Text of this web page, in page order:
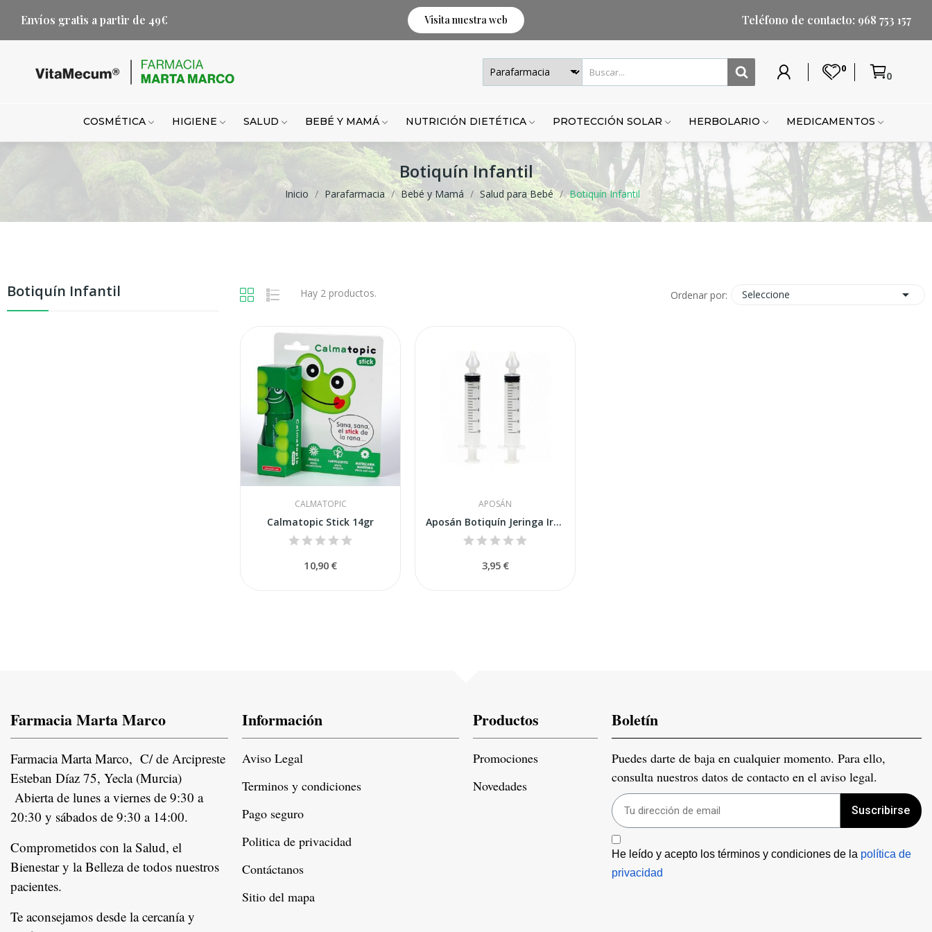
Envíos gratis a partir de 49€ Visita nuestra web Teléfono de contacto: 968 753 157
0
Lista
Carrito 0
COSMÉTICA HIGIENE SALUD BEBÉ Y MAMÁ NUTRICIÓN DIETÉTICA PROTECCIÓN SOLAR HERBOLARIO MEDICAMENTOS
Botiquín Infantil
Inicio Parafarmacia Bebé y Mamá Salud para Bebé Botiquín Infantil
Botiquín Infantil Hay 2 productos. Ordenar por: Seleccione 
CALMATOPIC
Calmatopic Stick 14gr
10,90 €
APOSÁN
Aposán Botiquín Jeringa Irrigador Nasal 2uds 10ml
3,95 €
Farmacia Marta Marco
Farmacia Marta Marco, C/ de Arcipreste
Esteban Díaz 75, Yecla (Murcia)
Abierta de lunes a viernes de 9:30 a
20:30 y sábados de 9:30 a 14:00.
Comprometidos con la Salud, el
Bienestar y la Belleza de todos nuestros
pacientes.
Te aconsejamos desde la cercanía y
Información
Aviso Legal
Terminos y condiciones
Pago seguro
Politica de privacidad
Contáctanos
Sitio del mapa
Productos
Promociones
Novedades
Boletín
Puedes darte de baja en cualquier momento. Para ello,
consulta nuestros datos de contacto en el aviso legal.
Suscribirse
He leído y acepto los términos y condiciones de la política de
privacidad